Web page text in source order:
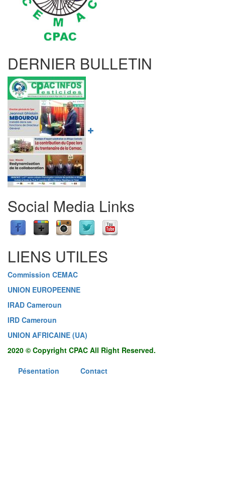
DERNIER BULLETIN
Social Media Links
LIENS UTILES
Commission CEMAC
UNION EUROPEENNE
IRAD Cameroun
IRD Cameroun
UNION AFRICAINE (UA)
2020 © Copyright CPAC All Right Reserved.
Pésentation Contact